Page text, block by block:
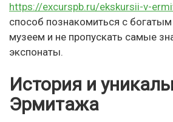
https://excurspb.ru/ekskursii-v-
способ познакомиться с
музеем и не пропускать самые
экспонаты.
История и
Эрмитажа